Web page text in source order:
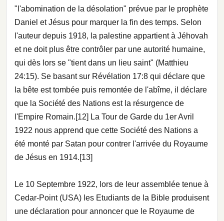
"l'abomination de la désolation" prévue par le prophète
Daniel et Jésus pour marquer la fin des temps. Selon
l'auteur depuis 1918, la palestine appartient à Jéhovah
et ne doit plus être contrôler par une autorité humaine,
qui dès lors se "tient dans un lieu saint" (Matthieu
24:15). Se basant sur Révélation 17:8 qui déclare que
la bête est tombée puis remontée de l'abîme, il déclare
que la Société des Nations est la résurgence de
l'Empire Romain.[12] La Tour de Garde du 1er Avril
1922 nous apprend que cette Société des Nations a
été monté par Satan pour contrer l'arrivée du Royaume
de Jésus en 1914.[13]
Le 10 Septembre 1922, lors de leur assemblée tenue à
Cedar-Point (USA) les Etudiants de la Bible produisent
une déclaration pour annoncer que le Royaume de